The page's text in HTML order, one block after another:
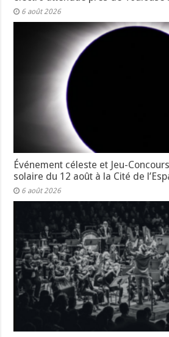
6 août 2026
Événement céleste et Jeu-
solaire du 12 août à la Cité de
6 août 2026